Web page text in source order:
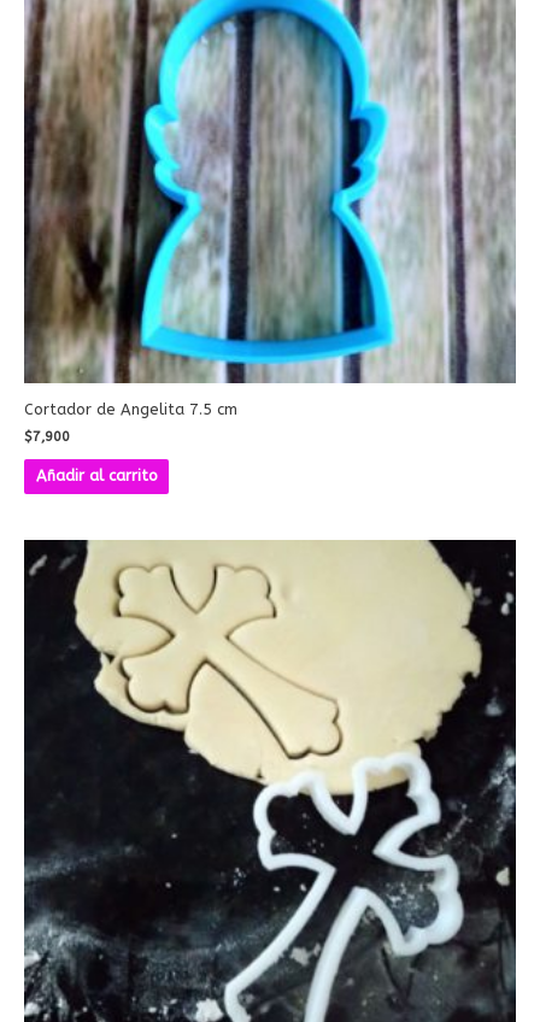
Cortador de Angelita 7.5 cm
$7,900
Añadir al carrito